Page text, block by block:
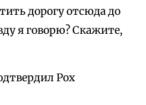
дорогу отсюда до
я говорю? Скажите,
Рох